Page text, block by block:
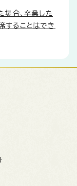
場合、卒業した
することはでき